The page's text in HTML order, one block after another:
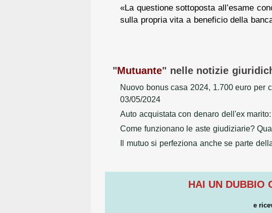
«La questione sottoposta all’esame
sulla propria vita a beneficio della
"Mutuante" nelle notizie
Nuovo bonus casa 2024, 1.700 euro per
03/05/2024
Auto acquistata con denaro dell'ex
Come funzionano le aste giudiziarie?
Il mutuo si perfeziona anche se parte
HAI UN DUBBIO
e